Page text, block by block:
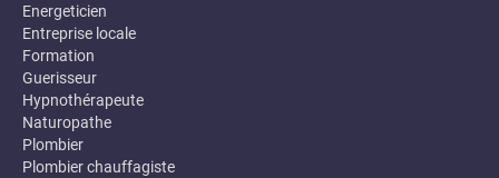
Energeticien
Entreprise locale
Formation
Guerisseur
Hypnothérapeute
Naturopathe
Plombier
Plombier chauffagiste